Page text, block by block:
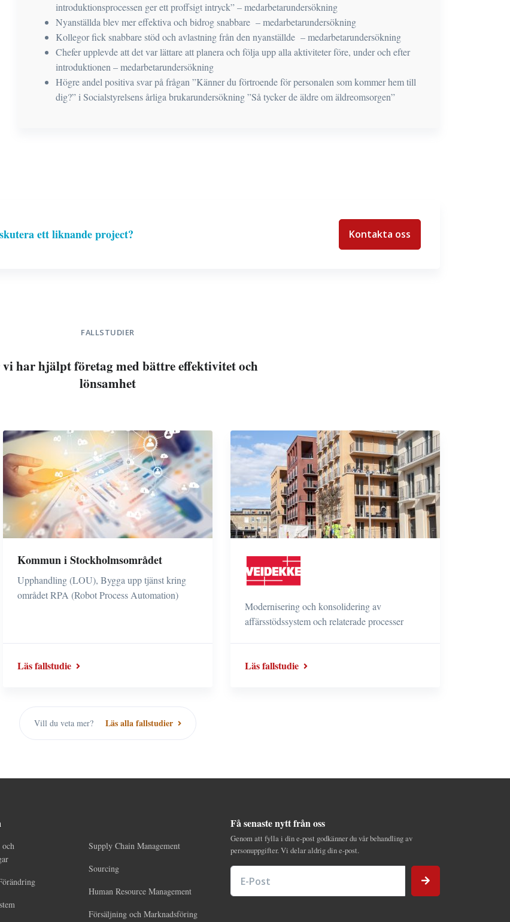
introduktionsprocessen ger ett proffsigt intryck” – medarbetarundersökning
Nyanställda blev mer effektiva och bidrog snabbare – medarbetarundersökning
Kollegor fick snabbare stöd och avlastning från den nyanställde – medarbetarundersökning
Chefer upplevde att det var lättare att planera och följa upp alla aktiviteter före, under och efter
introduktionen – medarbetarundersökning
Högre andel positiva svar på frågan ”Känner du förtroende för personalen som kommer hem till
dig?” i Socialstyrelsens årliga brukarundersökning ”Så tycker de äldre om äldreomsorgen”
ett liknande project? Kontakta oss
FALLSTUDIER
har hjälpt företag med bättre effektivitet och
lönsamhet
Kommun i Stockholmsområdet
Upphandling (LOU), Bygga upp tjänst kring
området RPA (Robot Process Automation)
Läs fallstudie
Modernisering och konsolidering av
affärsstödssystem och relaterade processer
Läs fallstudie
Vill du veta mer? Läs alla fallstudier
Supply Chain Management
Sourcing
Human Resource Management
Försäljning och Marknadsföring
Få senaste nytt från oss
Genom att fylla i din e-post godkänner du vår behandling av
personuppgifter. Vi delar aldrig din e-post.
E-Post